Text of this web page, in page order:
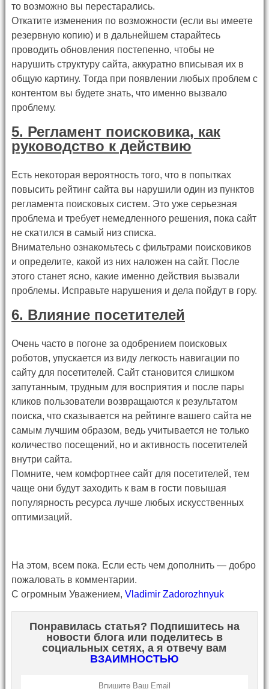
то возможно вы перестарались.
Откатите изменения по возможности (если вы имеете
резервную копию) и в дальнейшем старайтесь
проводить обновления постепенно, чтобы не
нарушить структуру сайта, аккуратно вписывая их в
общую картину. Тогда при появлении любых проблем с
контентом вы будете знать, что именно вызвало
проблему.
5. Регламент поисковика, как
руководство к действию
Есть некоторая вероятность того, что в попытках
повысить рейтинг сайта вы нарушили один из пунктов
регламента поисковых систем. Это уже серьезная
проблема и требует немедленного решения, пока сайт
не скатился в самый низ списка.
Внимательно ознакомьтесь с фильтрами поисковиков
и определите, какой из них наложен на сайт. После
этого станет ясно, какие именно действия вызвали
проблемы. Исправьте нарушения и дела пойдут в гору.
6. Влияние посетителей
Очень часто в погоне за одобрением поисковых
роботов, упускается из виду легкость навигации по
сайту для посетителей. Сайт становится слишком
запутанным, трудным для восприятия и после пары
кликов пользователи возвращаются к результатом
поиска, что сказывается на рейтинге вашего сайта не
самым лучшим образом, ведь учитывается не только
количество посещений, но и активность посетителей
внутри сайта.
Помните, чем комфортнее сайт для посетителей, тем
чаще они будут заходить к вам в гости повышая
популярность ресурса лучше любых искусственных
оптимизаций.
На этом, всем пока. Если есть чем дополнить — добро
пожаловать в комментарии.
С огромным Уважением, Vladimir Zadorozhnyuk
Понравилась статья? Подпишитесь на
новости блога или поделитесь в
социальных сетях, а я отвечу вам
ВЗАИМНОСТЬЮ